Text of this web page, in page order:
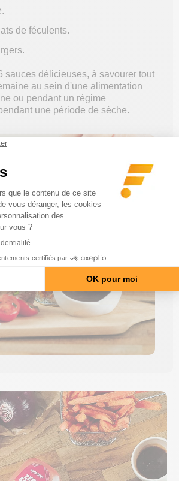
de féculents.
sauces délicieuses, à savourer tout
au sein d'une alimentation
ou pendant un régime
une période de sèche.